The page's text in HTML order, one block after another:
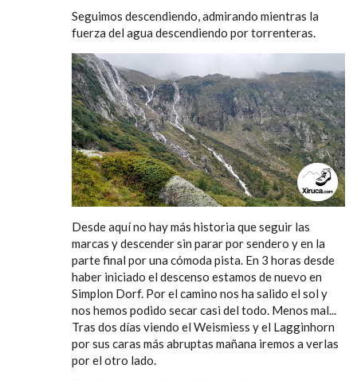
Seguimos descendiendo, admirando mientras la
fuerza del agua descendiendo por torrenteras.
Desde aquí no hay más historia que seguir las
marcas y descender sin parar por sendero y en la
parte final por una cómoda pista. En 3 horas desde
haber iniciado el descenso estamos de nuevo en
Simplon Dorf. Por el camino nos ha salido el sol y
nos hemos podido secar casi del todo. Menos mal...
Tras dos días viendo el Weismiess y el Lagginhorn
por sus caras más abruptas mañana iremos a verlas
por el otro lado.